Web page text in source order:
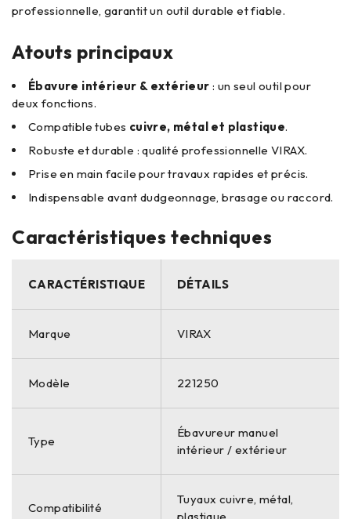
professionnelle, garantit un outil durable et fiable.
Atouts principaux
Ébavure intérieur & extérieur : un seul outil pour
deux fonctions.
Compatible tubes cuivre, métal et plastique.
Robuste et durable : qualité professionnelle VIRAX.
Prise en main facile pour travaux rapides et précis.
Indispensable avant dudgeonnage, brasage ou raccord.
Caractéristiques techniques
CARACTÉRISTIQUE DÉTAILS
Marque VIRAX
Modèle 221250
Type
Ébavureur manuel
intérieur / extérieur
Compatibilité
Tuyaux cuivre, métal,